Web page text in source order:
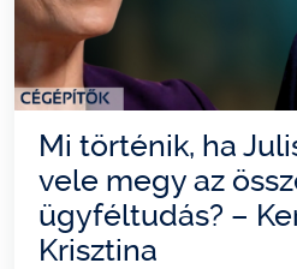
Mi történik, ha
vele megy az
ügyféltudás? –
Krisztina